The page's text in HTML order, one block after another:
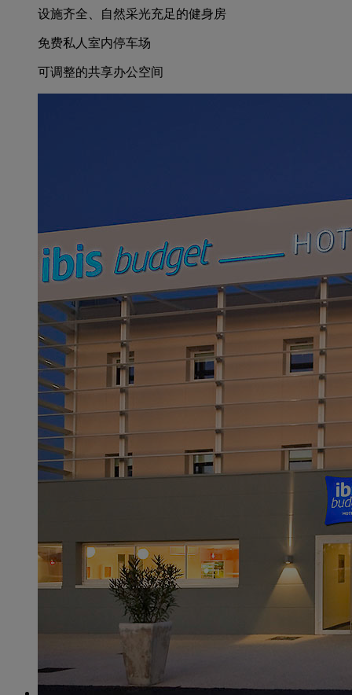
设施齐全、自然采光充足的健身房
免费私人室内停车场
可调整的共享办公空间